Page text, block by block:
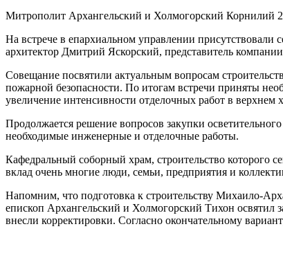
Митрополит Архангельский и Холмогорский Корнилий 2
На встрече в епархиальном управлении
архитектор Дмитрий Яскорский, представитель
Совещание посвятили актуальным вопросам
пожарной безопасности. По итогам встречи приняты
увеличение интенсивности отделочных работ в верхнем
Продолжается решение вопросов закупки
необходимые инженерные и отделочные работы.
Кафедральный соборный храм, строительство которого
вклад очень многие люди, семьи, предприятия и
Напомним, что подготовка к строительству Михаило-
епископ Архангельский и Холмогорский Тихон освятил
внесли корректировки. Согласно окончательному